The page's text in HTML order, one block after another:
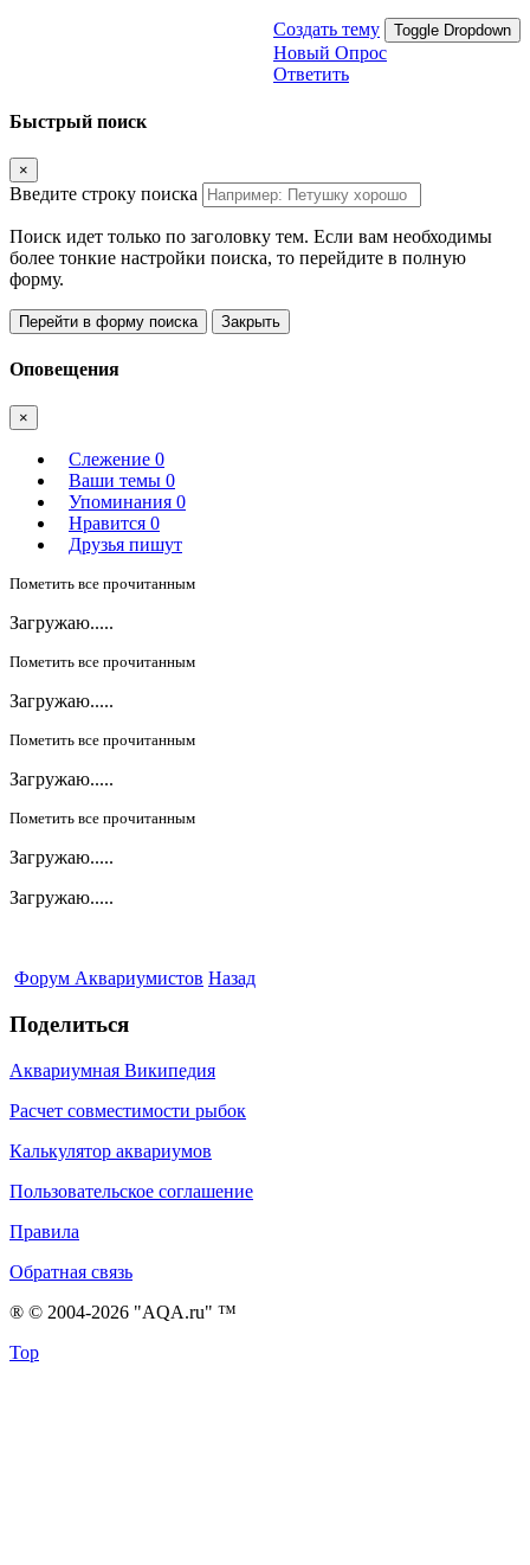
Создать тему Toggle Dropdown
Новый Опрос
Ответить
Быстрый поиск
×
Введите строку поиска
Поиск идет только по заголовку тем. Если вам необходимы
более тонкие настройки поиска, то перейдите в полную
форму.
Перейти в форму поиска Закрыть
Оповещения
×
Слежение 0
Ваши темы 0
Упоминания 0
Нравится 0
Друзья пишут
Пометить все прочитанным
Загружаю.....
Пометить все прочитанным
Загружаю.....
Пометить все прочитанным
Загружаю.....
Пометить все прочитанным
Загружаю.....
Загружаю.....
Форум Аквариумистов Назад
Поделиться
Аквариумная Википедия
Расчет совместимости рыбок
Калькулятор аквариумов
Пользовательское соглашение
Правила
Обратная связь
® © 2004-2026 "AQA.ru" ™
Top